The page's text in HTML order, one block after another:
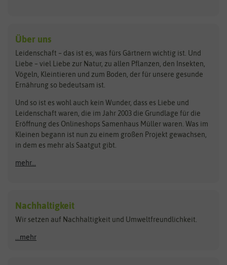
Kräutersamen
Obstsamen
Pilzbrut
Rasensamen
Steckzwiebeln
Zimmer & Kübelpflanzen
Kataloge
Schnäppchen
Anzucht & Gartenzubehör
Anzuchtschalen
Heizmatte & Heizkabel
Kokos-Quelltabletten
Zimmergewächshaus
Benary
Bingenheimer Saatgut
Bionana
BIOWOL
Blumicorn
Bûten Birds
Carl Pabst
Dürr-Samen
Feldsaaten Freudenberger
Fertil
Flora Elite
Florissa
Flortis
Hortitops
Über uns
Leidenschaft – das ist es, was fürs Gärtnern wichtig ist. Und
Liebe – viel Liebe zur Natur, zu allen Pflanzen, den Insekten,
Vögeln, Kleintieren und zum Boden, der für unsere gesunde
Ernährung so bedeutsam ist.
Und so ist es wohl auch kein Wunder, dass es Liebe und
Leidenschaft waren, die im Jahr 2003 die Grundlage für die
Eröffnung des Onlineshops Samenhaus Müller waren. Was im
Kleinen begann ist nun zu einem großen Projekt gewachsen,
in dem es mehr als Saatgut gibt.
mehr...
Nachhaltigkeit
Wir setzen auf Nachhaltigkeit und Umweltfreundlichkeit.
...mehr